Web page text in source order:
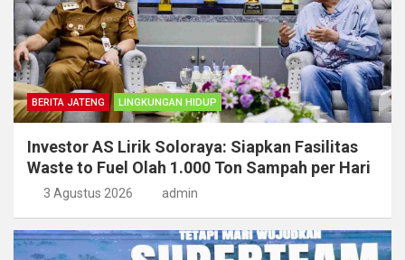
BERITA JATENG LINGKUNGAN HIDUP
Investor AS Lirik Soloraya: Siapkan Fasilitas
Waste to Fuel Olah 1.000 Ton Sampah per Hari
3 Agustus 2026 admin